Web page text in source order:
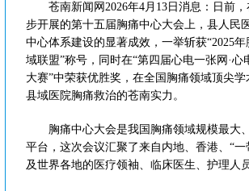
苍南新闻网2026年4月13日消息：日前，
步开展的第十五届胸痛中心大会上，县人民
中心体系建设的显著成效，一举斩获“2025
域联盟”称号，同时在“第四届心电一张网·心
大赛”中荣获优胜奖，在全国胸痛领域顶尖学
县域医院胸痛救治的苍南实力。
胸痛中心大会是我国胸痛领域规模最大
平台，这次会议汇聚了来自内地、香港、“一
及世界各地的医疗领袖、临床医生、护理人